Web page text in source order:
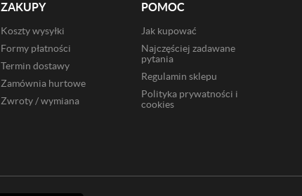
ZAKUPY
Koszty wysyłki
Formy płatności
Termin dostawy
Zamównia hurtowe
Zwroty / wymiana
POMOC
Jak kupować
Najczęściej zadawane
pytania
Regulamin sklepu
Polityka prywatności i
cookies